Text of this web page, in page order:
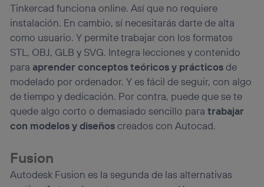
Tinkercad funciona online. Así que no requiere
instalación. En cambio, sí necesitarás darte de alta
como usuario. Y permite trabajar con los formatos
STL, OBJ, GLB y SVG. Integra lecciones y contenido
para aprender conceptos teóricos y prácticosde
modelado por ordenador. Y es fácil de seguir, con algo
de tiempo y dedicación. Por contra, puede que se te
quede algo corto o demasiado sencillo paratrabajar
con modelos y diseñoscreados con Autocad.
Fusion
Autodesk Fusion es la segunda de las alternativas